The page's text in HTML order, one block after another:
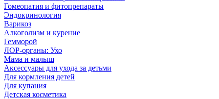
Гомеопатия и фитопрепараты
Эндокринология
Варикоз
Алкоголизм и курение
Гемморой
ЛОР-органы: Ухо
Мама и малыш
Аксессуары для ухода за детьми
Для кормления детей
Для купания
Детская косметика